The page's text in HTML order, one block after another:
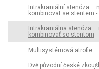
Intrakraniální stenóza –
kombinovat se stentem -
Intrakraniálna stenóza
kombinovať so stentom
Multisystémová atrofie
Dvě původní české